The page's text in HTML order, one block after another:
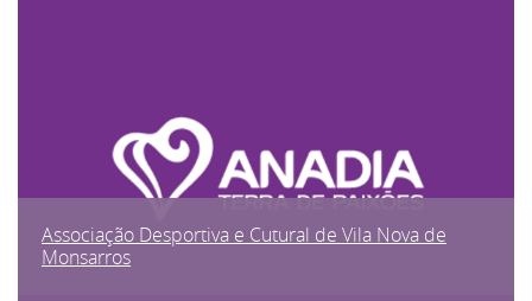
Associação Desportiva e Cutural de Vila Nova de
Monsarros